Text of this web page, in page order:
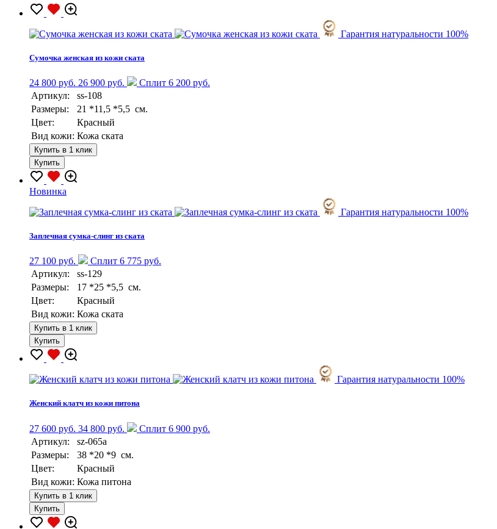
Гарантия натуральности 100%
Сумочка женская из кожи ската
24 800 руб. 26 900 руб.
Сплит 6 200 руб.
Артикул:
ss-108
Размеры:
21 *11,5 *5,5 см.
Цвет:
Красный
Вид кожи: Кожа ската
Купить в 1 клик
Купить
Новинка
Гарантия натуральности 100%
Заплечная сумка-слинг из ската
27 100 руб.
Сплит 6 775 руб.
Артикул:
ss-129
Размеры:
17 *25 *5,5 см.
Цвет:
Красный
Вид кожи: Кожа ската
Купить в 1 клик
Купить
Гарантия натуральности 100%
Женский клатч из кожи питона
27 600 руб. 34 800 руб.
Сплит 6 900 руб.
Артикул:
sz-065a
Размеры:
38 *20 *9 см.
Цвет:
Красный
Вид кожи: Кожа питона
Купить в 1 клик
Купить